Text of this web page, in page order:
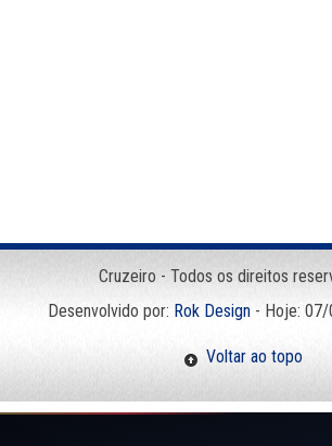
Cruzeiro - Todos os direitos
Desenvolvido por: Rok Design- Hoje: 07/
Voltar ao topo